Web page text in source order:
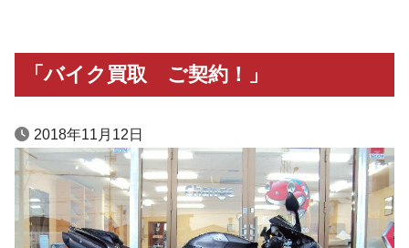
「バイク買取 ご契約！」
2018年11月12日